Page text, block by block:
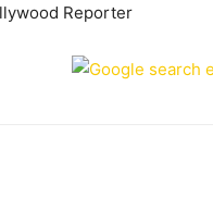
Reporter